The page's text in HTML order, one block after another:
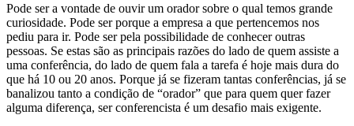
Pode ser a vontade de ouvir um orador sobre o qual temos grande
curiosidade. Pode ser porque a empresa a que pertencemos nos
pediu para ir. Pode ser pela possibilidade de conhecer outras
pessoas. Se estas são as principais razões do lado de quem assiste a
uma conferência, do lado de quem fala a tarefa é hoje mais dura do
que há 10 ou 20 anos. Porque já se fizeram tantas conferências, já se
banalizou tanto a condição de “orador” que para quem quer fazer
alguma diferença, ser conferencista é um desafio mais exigente.